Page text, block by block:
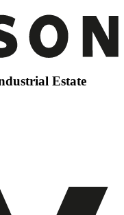
Estate